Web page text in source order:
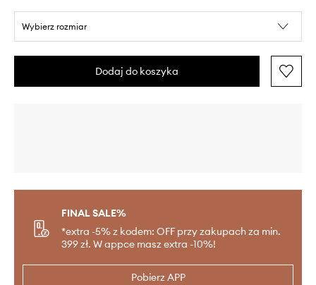
Wybierz rozmiar
Dodaj do koszyka
FINAL SALE%
*extra -5% z kodem: OFF przy zakupach za min.
399 zł. W appce masz extra -10%!
Pobierz APP